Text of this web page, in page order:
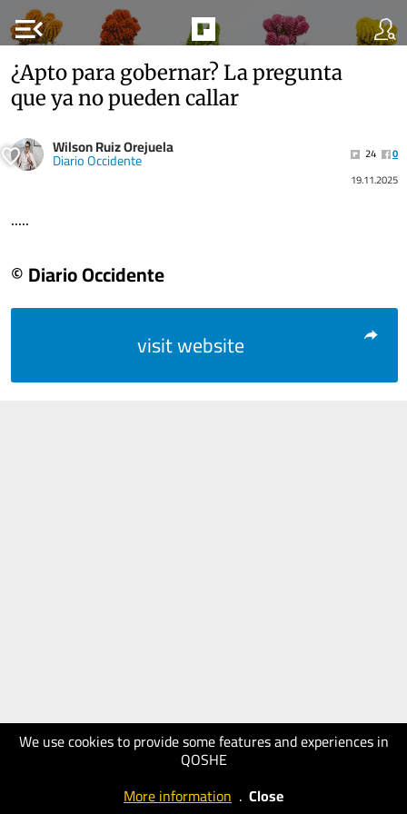
menu_open
We use cookies to provide some features and experiences in
QOSHE
More information . Close
¿Apto para gobernar? La pregunta
que ya no pueden callar
Wilson Ruiz Orejuela
Diario Occidente 24
0
19.11.2025
.....
© Diario Occidente
visit website